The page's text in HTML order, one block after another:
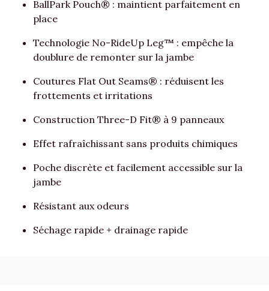
BallPark Pouch® : maintient parfaitement en
place
Technologie No-RideUp Leg™ : empêche la
doublure de remonter sur la jambe
Coutures Flat Out Seams® : réduisent les
frottements et irritations
Construction Three-D Fit® à 9 panneaux
Effet rafraîchissant sans produits chimiques
Poche discrète et facilement accessible sur la
jambe
Résistant aux odeurs
Séchage rapide + drainage rapide